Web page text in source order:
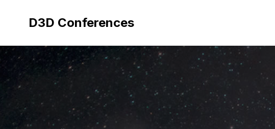
D3D Conferences